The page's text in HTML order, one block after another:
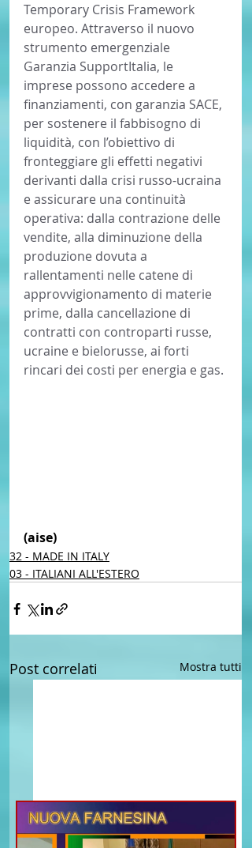
Temporary Crisis Framework
europeo. Attraverso il nuovo
strumento emergenziale
Garanzia SupportItalia, le
imprese possono accedere a
finanziamenti, con garanzia SACE,
per sostenere il fabbisogno di
liquidità, con l’obiettivo di
fronteggiare gli effetti negativi
derivanti dalla crisi russo-ucraina
e assicurare una continuità
operativa: dalla contrazione delle
vendite, alla diminuzione della
produzione dovuta a
rallentamenti nelle catene di
approvvigionamento di materie
prime, dalla cancellazione di
contratti con controparti russe,
ucraine e bielorusse, ai forti
rincari dei costi per energia e gas.
(aise)
32 - MADE IN ITALY
03 - ITALIANI ALL'ESTERO
Post correlati Mostra tutti